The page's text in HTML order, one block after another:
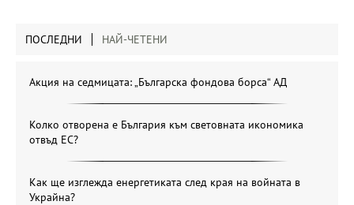
ПОСЛЕДНИ НАЙ-ЧЕТЕНИ
Акция на седмицата: „Българска фондова борса“ АД
Колко отворена е България към световната икономика
отвъд ЕС?
Как ще изглежда енергетиката след края на войната в
Украйна?